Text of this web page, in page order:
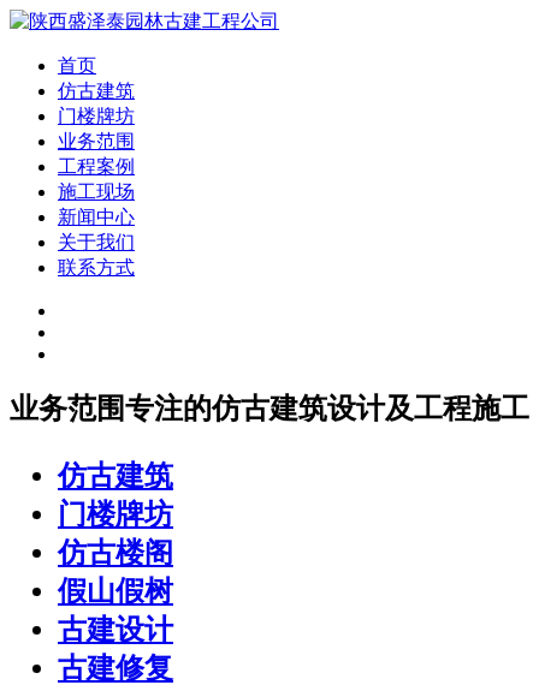
首页
仿古建筑
门楼牌坊
业务范围
工程案例
施工现场
新闻中心
关于我们
联系方式
业务范围专注的仿古建筑设计及工程施工
仿古建筑
门楼牌坊
仿古楼阁
假山假树
古建设计
古建修复